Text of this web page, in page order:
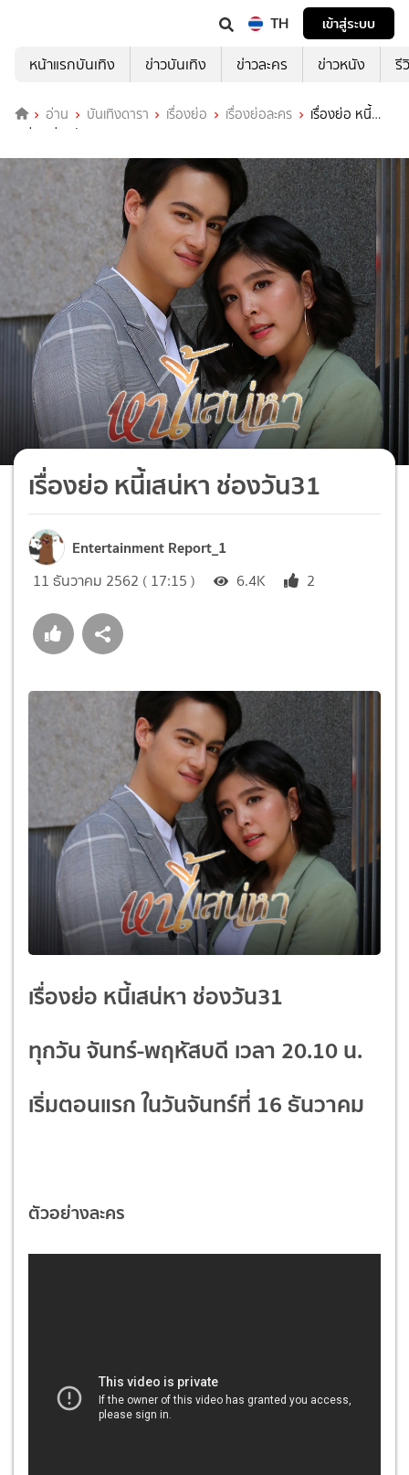
TH
เข้าสู่ระบบ
หน้าแรกบันเทิง
ข่าวบันเทิง ข่าวละคร ข่าวหนัง รี
อ่าน บันเทิงดารา เรื่องย่อ เรื่องย่อละคร
เรื่องย่อ หนี้
เสน่หา ช่องวัน31
เรื่องย่อ หนี้เสน่หา ช่องวัน31
Entertainment Report_1
11 ธันวาคม 2562 ( 17:15 ) 6.4K 2
เรื่องย่อ หนี้เสน่หา ช่องวัน31
ทุกวัน จันทร์-พฤหัสบดี เวลา 20.10 น.
เริ่มตอนแรก ในวันจันทร์ที่ 16 ธันวาคม
ตัวอย่างละคร